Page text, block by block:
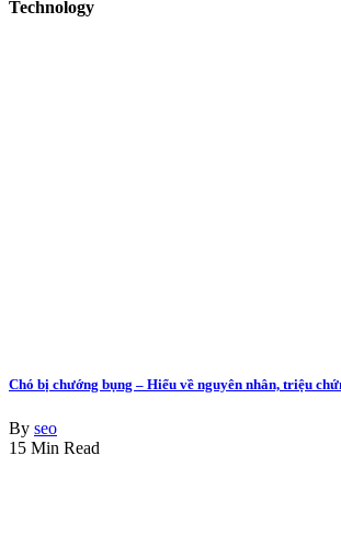
Technology
Chó bị chướng bụng – Hiểu về nguyên nhân, triệu
By seo
15 Min Read